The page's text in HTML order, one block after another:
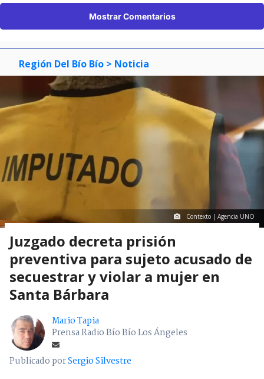
Mostrar Comentarios
Región Del Bío Bío > Noticia
Contexto | Agencia UNO
Juzgado decreta prisión
preventiva para sujeto acusado de
secuestrar y violar a mujer en
Santa Bárbara
Mario Tapia
Prensa Radio Bío Bío Los Ángeles
Publicado porSergio Silvestre